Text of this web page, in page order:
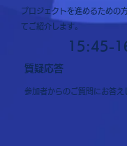
プロジェクトを進めるための
てご紹介します。
15:45-
質疑応答
参加者からのご質問にお答え